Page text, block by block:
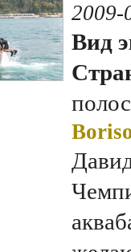
2009-
Вид